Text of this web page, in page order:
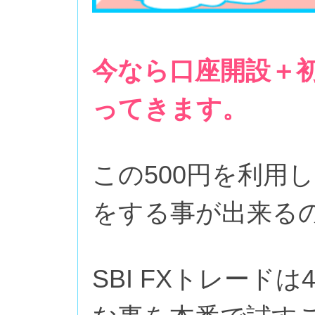
今なら口座開設＋
ってきます。
この500円を利用
をする事が出来る
SBI FXトレードは